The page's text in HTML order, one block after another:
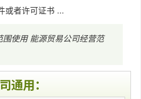
或者许可证书 ...
围使用 能源贸易公司经营范
通用：